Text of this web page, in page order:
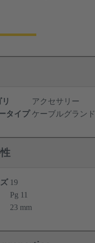
アクセサリー
タイプ ケーブルグランド
19
Pg 11
23 mm